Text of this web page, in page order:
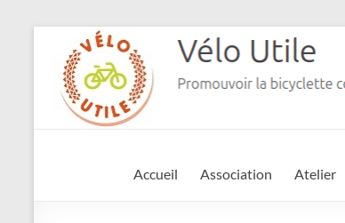
contenu
Accueil Association Atelier